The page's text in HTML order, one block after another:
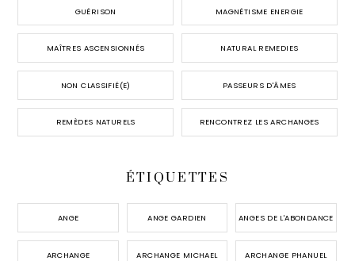
GUÉRISON MAGNÉTISME ENERGIE
MAÎTRES ASCENSIONNÉS NATURAL REMEDIES
NON CLASSIFIÉ(E) PASSEURS D'ÂMES
REMÈDES NATURELS RENCONTREZ LES ARCHANGES
ÉTIQUETTES
ANGE ANGE GARDIEN ANGES DE L'ABONDANCE
ARCHANGE ARCHANGE MICHAEL ARCHANGE PHANUEL